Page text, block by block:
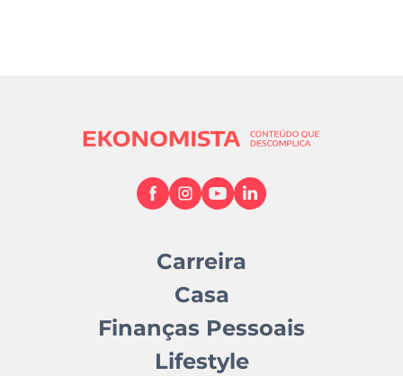
Carreira
Casa
Finanças Pessoais
Lifestyle